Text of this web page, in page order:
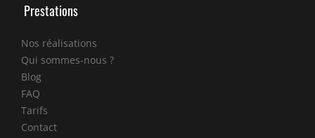
Prestations
Nos réalisations
Qui sommes-nous ?
Blog
FAQ
Tarifs
Contact